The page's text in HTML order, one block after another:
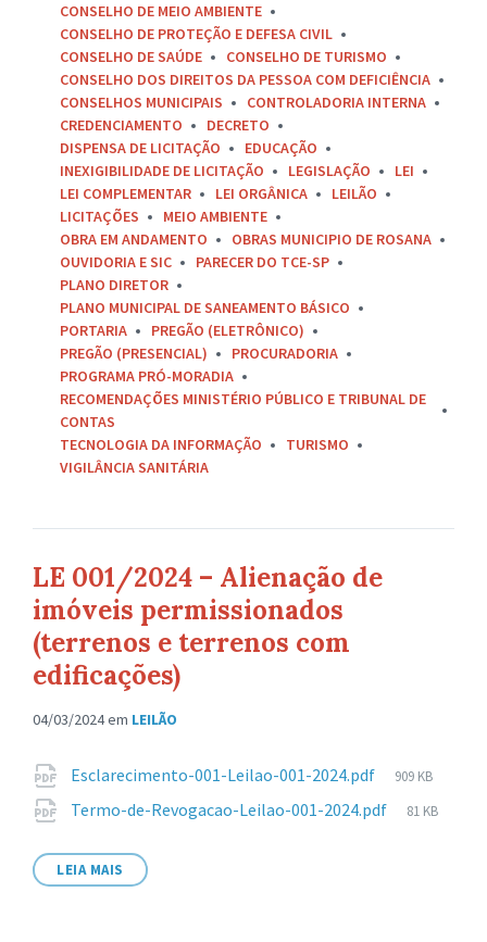
CONSELHO DE MEIO AMBIENTE
CONSELHO DE PROTEÇÃO E DEFESA CIVIL
CONSELHO DE SAÚDE
CONSELHO DE TURISMO
CONSELHO DOS DIREITOS DA PESSOA COM DEFICIÊNCIA
CONSELHOS MUNICIPAIS
CONTROLADORIA INTERNA
CREDENCIAMENTO
DECRETO
DISPENSA DE LICITAÇÃO
EDUCAÇÃO
INEXIGIBILIDADE DE LICITAÇÃO
LEGISLAÇÃO
LEI
LEI COMPLEMENTAR
LEI ORGÂNICA
LEILÃO
LICITAÇÕES
MEIO AMBIENTE
OBRA EM ANDAMENTO
OBRAS MUNICIPIO DE ROSANA
OUVIDORIA E SIC
PARECER DO TCE-SP
PLANO DIRETOR
PLANO MUNICIPAL DE SANEAMENTO BÁSICO
PORTARIA
PREGÃO (ELETRÔNICO)
PREGÃO (PRESENCIAL)
PROCURADORIA
PROGRAMA PRÓ-MORADIA
RECOMENDAÇÕES MINISTÉRIO PÚBLICO E TRIBUNAL DE
CONTAS
TECNOLOGIA DA INFORMAÇÃO
TURISMO
VIGILÂNCIA SANITÁRIA
LE 001/2024 – Alienação de
imóveis permissionados
(terrenos e terrenos com
edificações)
04/03/2024em LEILÃO
Anexos
Esclarecimento-001-Leilao-001-2024.pdf
Tamanho
arquivo:
909 KB
Termo-de-Revogacao-Leilao-001-2024.pdf
Tamanho
81 KB
LEIA MAIS